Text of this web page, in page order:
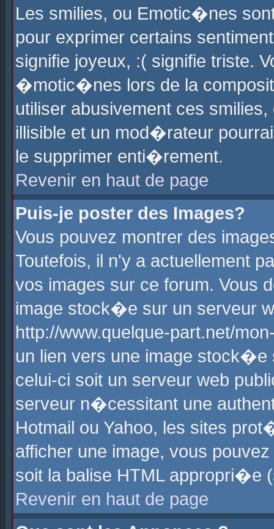
Les smilies, ou Emotic�nes
pour exprimer certains
signifie joyeux, :( signifie triste.
�motic�nes lors de la
utiliser abusivement ces
illisible et un mod�rateur
le supprimer enti�rement.
Revenir en haut de page
Puis-je poster des Images?
Vous pouvez montrer des
Toutefois, il n'y a actuellement
vos images sur ce forum. Vous
image stock�e sur un serveur
http://www.quelque-part.net/
un lien vers une image
celui-ci soit un serveur web
serveur n�cessitant une
Hotmail ou Yahoo, les sites
afficher une image, vous
soit la balise HTML
Revenir en haut de page